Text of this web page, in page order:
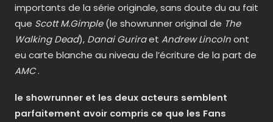
importants de la série originale, sans doute du au fait
que Scott M.Gimple(le showrunner original de The
Walking Dead), Danai Guriraet Andrew Lincolnont
eu carte blanche au niveau de l’écriture de la part de
AMC.
le showrunner et les deux acteurs semblent
parfaitement avoir compris ce que les Fans